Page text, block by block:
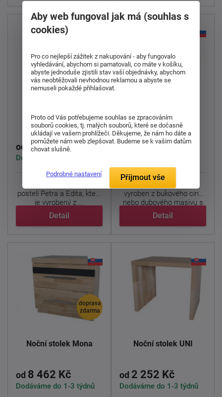
doprava
zdarma
vysoké posteli Petra
od 7 037 Kč
Dodáváme do 1-3 týdnů
posteli Petra a Edita, který
je vyrobený z ...
Detail
Noční stolek UNI Z1
3 155 Kč
Noční stolek UNI Z1
je
vyroben z bukového cink
nebo dubového masivu s
...
Detail
doprava
zdarma
Noční stolek Mona
od 8 462 Kč
Dodáváme do 1-3 týdnů
Noční stolek UNI
od 2 252 Kč
Dodáváme do 1-3 týdnů
Aby web fungoval jak má (souhlas s
cookies)
Pro co nejlepší zážitek z nakupování - aby fungovalo
vyhledávání, abychom si pamatovali, co máte v košíku,
abyste jednoduše zjistili stav vaší objednávky, abychom
vás neobtěžovali nevhodnou reklamou a abyste se
nemuseli pokaždé přihlašovat.
Proto od Vás potřebujeme souhlas se zpracováním
souborů cookies, tj. malých souborů, které se dočasně
ukládají ve vašem prohlížeči. Děkujeme, že nám ho dáte a
pomůžete nám web zlepšovat. Budeme se k vašim datům
chovat slušně.
Podrobné nastavení Přijmout vše